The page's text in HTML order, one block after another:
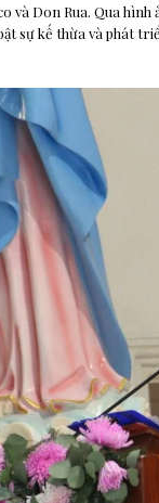
và Don Rua. Qua
sự kế thừa và phát